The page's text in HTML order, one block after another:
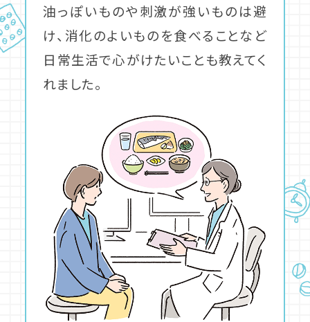
油っぽいものや刺激が強いものは避
け、消化のよいものを食べることなど
日常生活で心がけたいことも教えてく
れました。